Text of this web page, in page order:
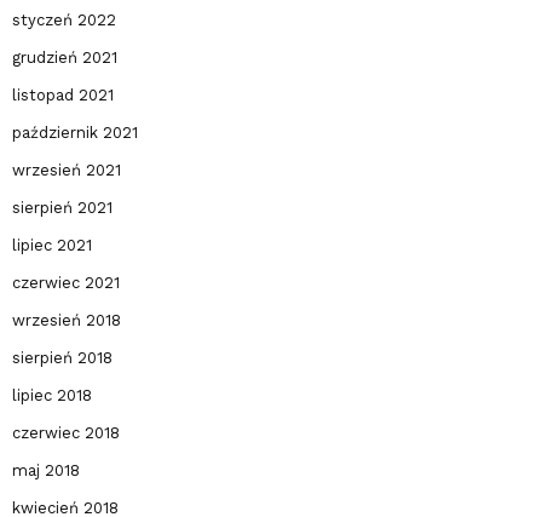
styczeń 2022
grudzień 2021
listopad 2021
październik 2021
wrzesień 2021
sierpień 2021
lipiec 2021
czerwiec 2021
wrzesień 2018
sierpień 2018
lipiec 2018
czerwiec 2018
maj 2018
kwiecień 2018